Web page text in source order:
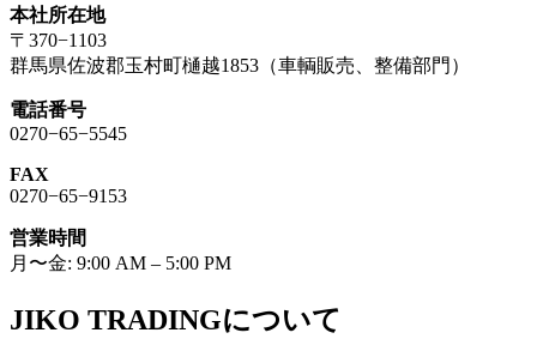
本社所在地
〒370−1103
群馬県佐波郡玉村町樋越1853（車輌販売、整備部門）
電話番号
0270−65−5545
FAX
0270−65−9153
営業時間
月〜金: 9:00 AM – 5:00 PM
JIKO TRADINGについて